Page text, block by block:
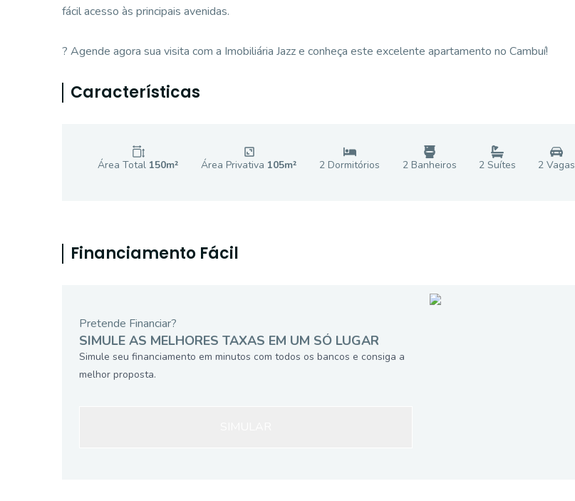
fácil acesso às principais avenidas.
? Agende agora sua visita com a Imobiliária Jazz e conheça este excelente apartamento no Cambuí!
Características
Área Total 150m² Área Privativa 105m² 2 Dormitórios 2Banheiros 2Suítes 2Vagas
Financiamento Fácil
Pretende Financiar?
SIMULE AS MELHORES TAXAS EM UM SÓ LUGAR
Simule seu financiamento em minutos com todos os bancos e consiga a
melhor proposta.